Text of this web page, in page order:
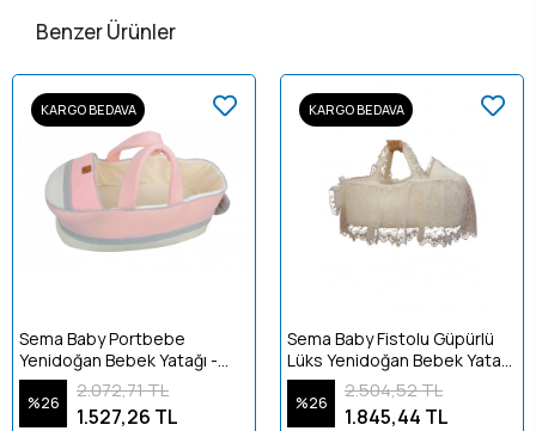
Benzer Ürünler
KARGO BEDAVA
Sema Baby Portbebe
Yenidoğan Bebek Yatağı -
Ekru/Pembe
%26
2.072,71 TL
1.527,26 TL
KARGO BEDAVA
Sema Baby Fistolu Güpürlü
Lüks Yenidoğan Bebek Yatağı
- Ekru
%26
2.504,52 TL
1.845,44 TL